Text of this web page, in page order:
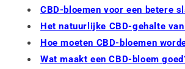
CBD-bloemen voor een betere
Het natuurlijke CBD-gehalte
Hoe moeten CBD-bloemen
Wat maakt een CBD-bloem